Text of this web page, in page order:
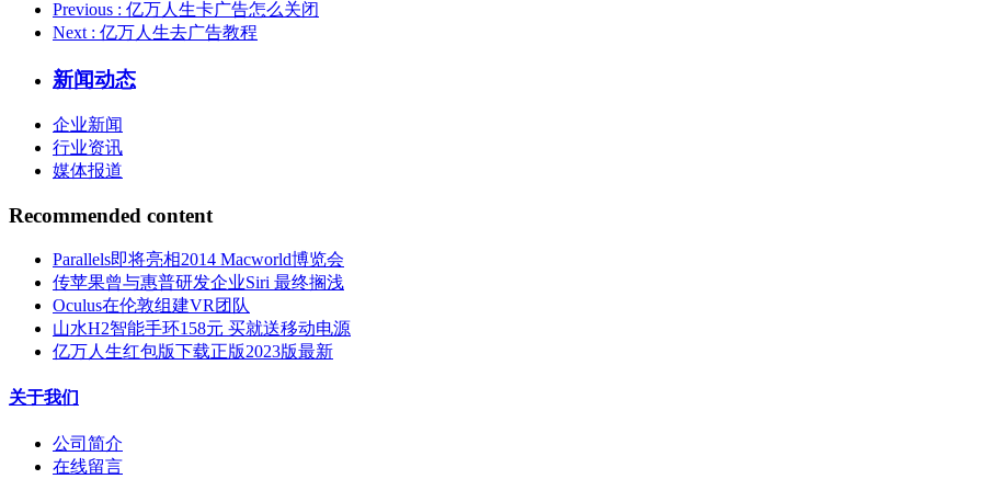
Previous : 亿万人生卡广告怎么关闭
Next : 亿万人生去广告教程
新闻动态
企业新闻
行业资讯
媒体报道
Recommended content
Parallels即将亮相2014 Macworld博览会
传苹果曾与惠普研发企业Siri 最终搁浅
Oculus在伦敦组建VR团队
山水H2智能手环158元 买就送移动电源
亿万人生红包版下载正版2023版最新
关于我们
公司简介
在线留言